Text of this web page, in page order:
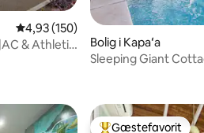
4,93 ud af 5 i gennemsnitlig
4,93 (150)
& Athletic
Bolig i Kapaʻa
Sleeping Giant
Gæstefavorit